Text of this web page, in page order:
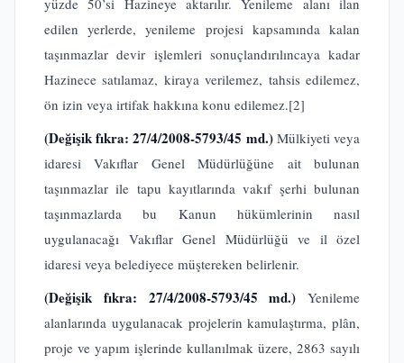
yüzde 50’si Hazineye aktarılır. Yenileme alanı ilan
edilen yerlerde, yenileme projesi kapsamında kalan
taşınmazlar devir işlemleri sonuçlandırılıncaya kadar
Hazinece satılamaz, kiraya verilemez, tahsis edilemez,
ön izin veya irtifak hakkına konu edilemez.[2]
(Değişik fıkra: 27/4/2008-5793/45 md.) Mülkiyeti veya
idaresi Vakıflar Genel Müdürlüğüne ait bulunan
taşınmazlar ile tapu kayıtlarında vakıf şerhi bulunan
taşınmazlarda bu Kanun hükümlerinin nasıl
uygulanacağı Vakıflar Genel Müdürlüğü ve il özel
idaresi veya belediyece müştereken belirlenir.
(Değişik fıkra: 27/4/2008-5793/45 md.) Yenileme
alanlarında uygulanacak projelerin kamulaştırma, plân,
proje ve yapım işlerinde kullanılmak üzere, 2863 sayılı